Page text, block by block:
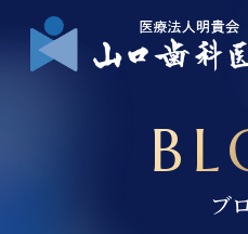
ブ